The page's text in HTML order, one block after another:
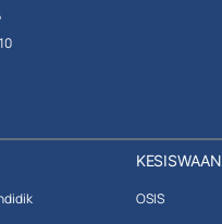
KESISWAAN
OSIS